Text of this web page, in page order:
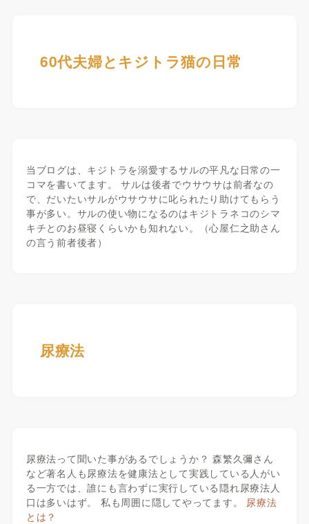
60代夫婦とキジトラ猫の日常
当ブログは、キジトラを溺愛するサルの平凡な日常の一
コマを書いてます。 サルは後者でウサウサは前者なの
で、だいたいサルがウサウサに叱られたり助けてもらう
事が多い。サルの使い物になるのはキジトラネコのシマ
キチとのお昼寝くらいかも知れない。（心屋仁之助さん
の言う前者後者）
尿療法
尿療法って聞いた事があるでしょうか？ 森繁久彌さん
など著名人も尿療法を健康法として実践している人がい
る一方では、誰にも言わずに実行している隠れ尿療法人
口は多いはず。 私も周囲に隠してやってます。 尿療法
とは？